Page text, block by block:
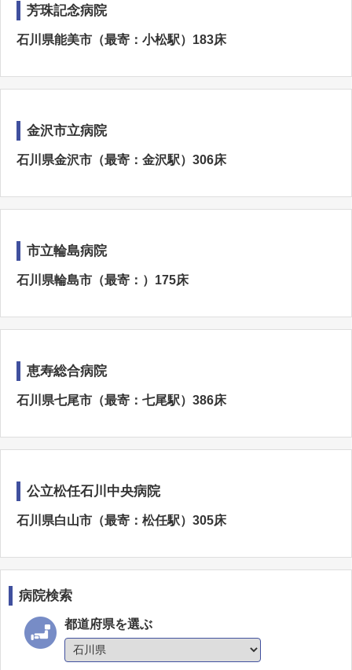
芳珠記念病院
石川県能美市（最寄：小松駅）183床
金沢市立病院
石川県金沢市（最寄：金沢駅）306床
市立輪島病院
石川県輪島市（最寄：）175床
恵寿総合病院
石川県七尾市（最寄：七尾駅）386床
公立松任石川中央病院
石川県白山市（最寄：松任駅）305床
病院検索
都道府県を選ぶ